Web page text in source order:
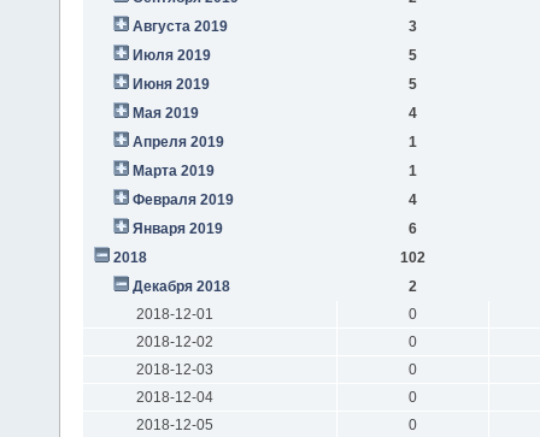
Августа 2019
3
Июля 2019
5
Июня 2019
5
Мая 2019
4
Апреля 2019
1
Марта 2019
1
Февраля 2019
4
Января 2019
6
2018
102
Декабря 2018
2
2018-12-01
0
2018-12-02
0
2018-12-03
0
2018-12-04
0
2018-12-05
0